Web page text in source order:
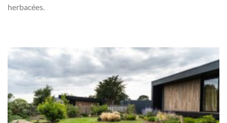
herbacées.